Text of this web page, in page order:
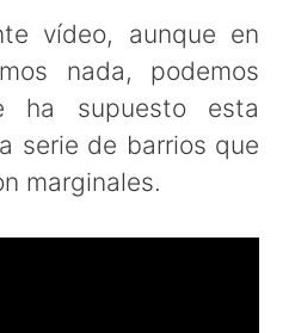
vídeo, aunque en
nada, podemos
ha supuesto esta
serie de barrios que
marginales.